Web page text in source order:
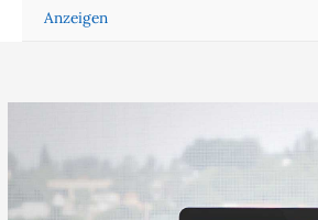
Anzeigen